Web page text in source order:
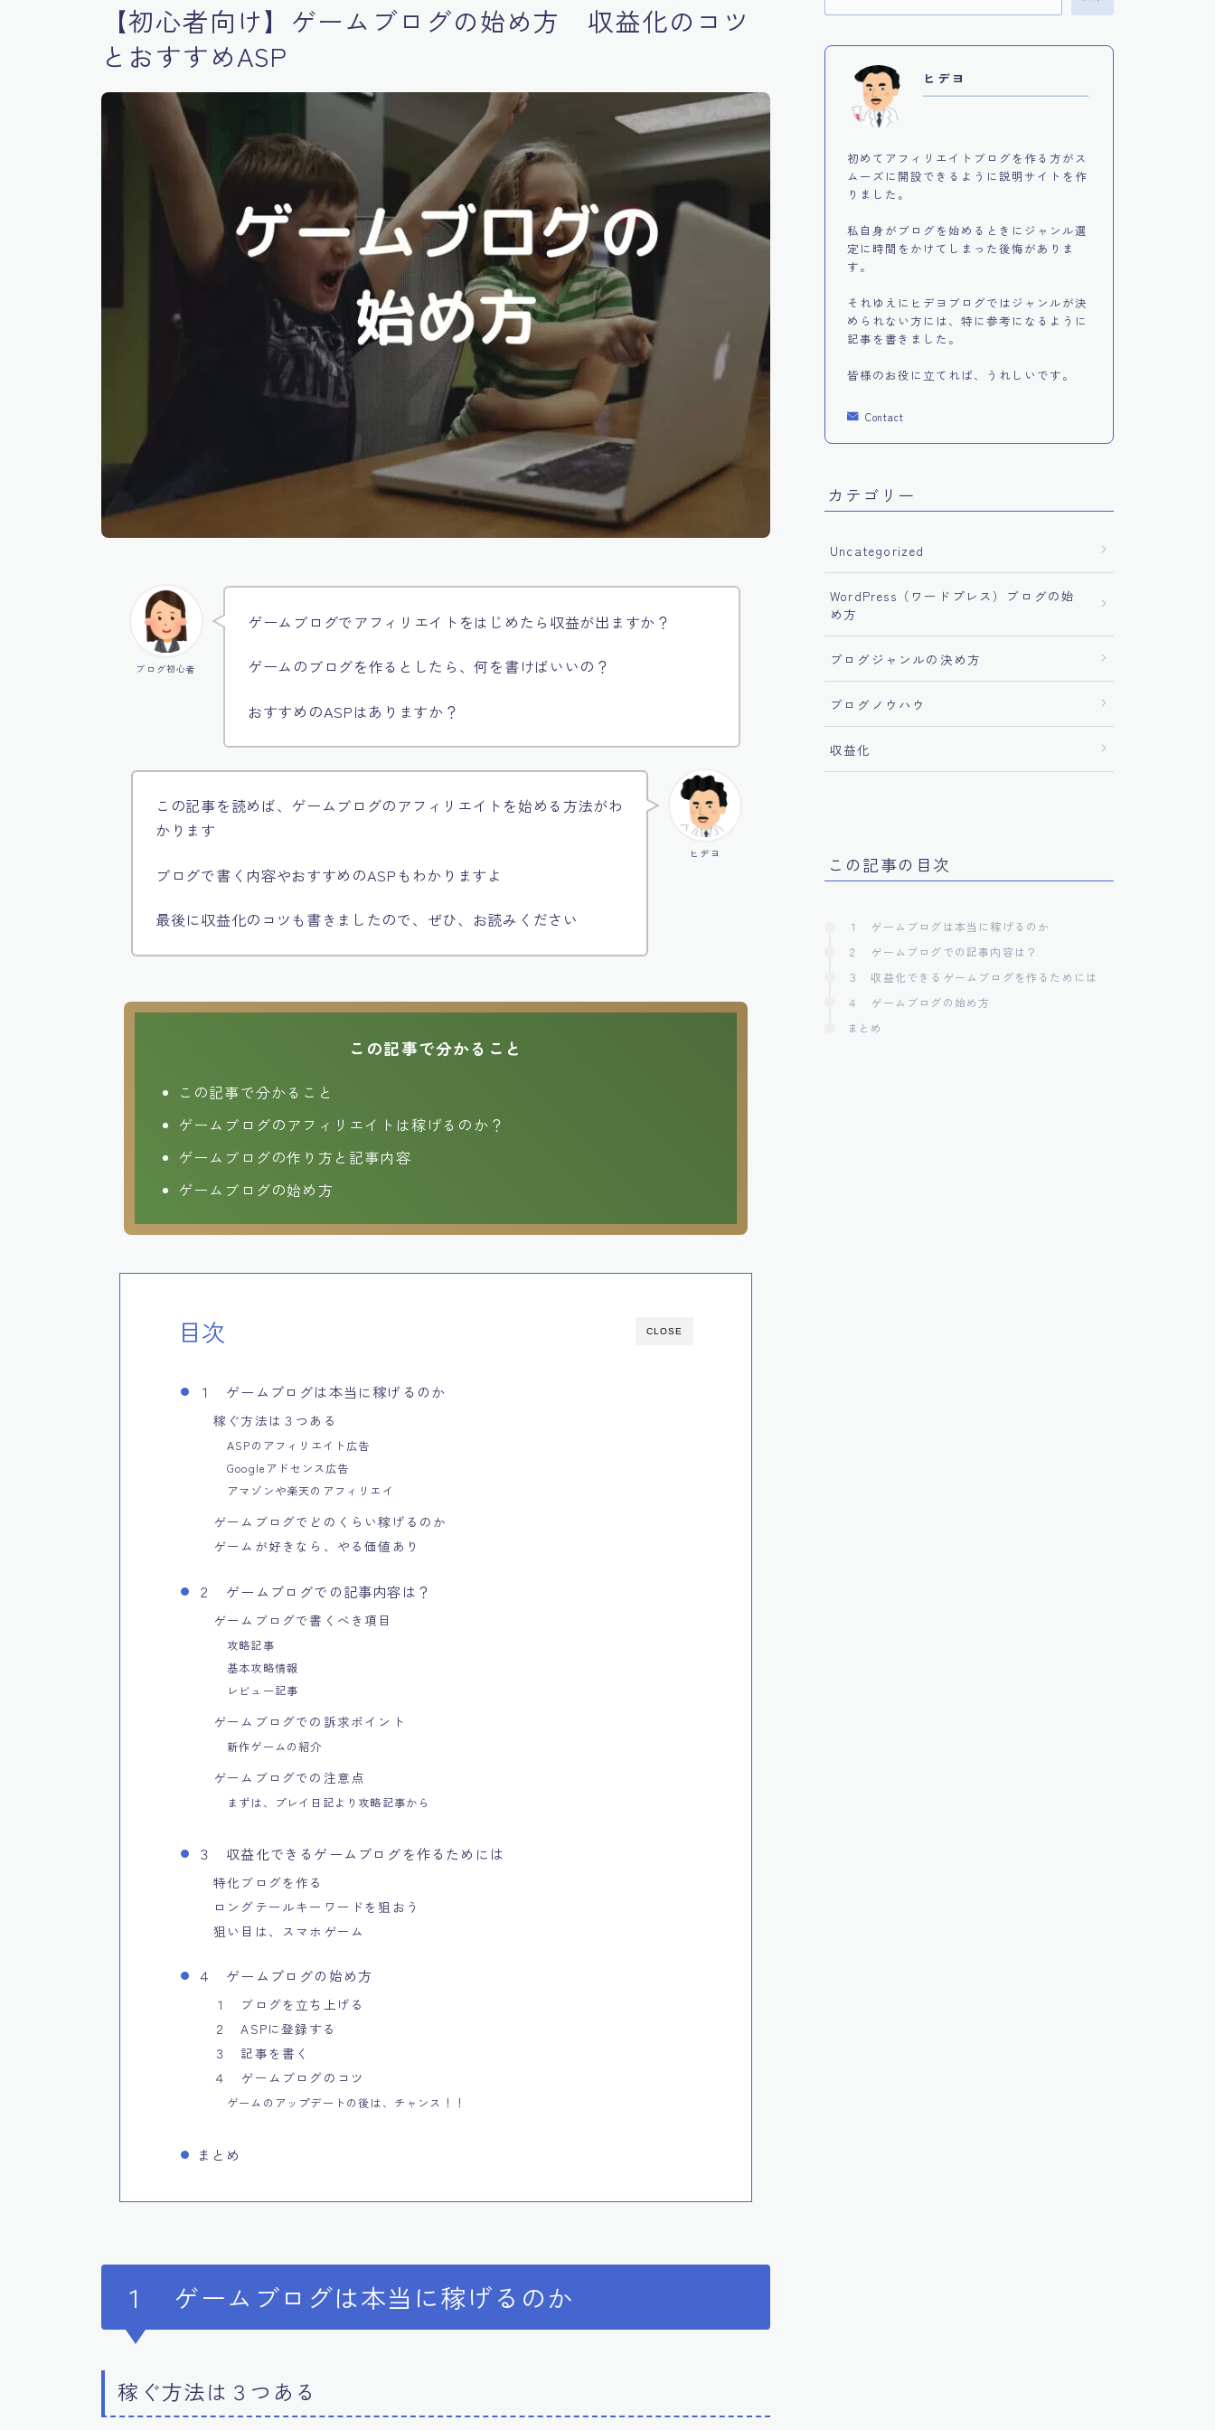
【初心者向け】ゲームブログの始め方 収益化のコツ
とおすすめASP
ブログ初心者
ゲームブログでアフィリエイトをはじめたら収益が出ますか？
ゲームのブログを作るとしたら、何を書けばいいの？
おすすめのASPはありますか？
ヒデヨ
この記事を読めば、ゲームブログのアフィリエイトを始める方法がわ
かります
ブログで書く内容やおすすめのASPもわかりますよ
最後に収益化のコツも書きましたので、ぜひ、お読みください
この記事で分かること
この記事で分かること
ゲームブログのアフィリエイトは稼げるのか？
ゲームブログの作り方と記事内容
ゲームブログの始め方
CLOSE
目次
１ ゲームブログは本当に稼げるのか
稼ぐ方法は３つある
ASPのアフィリエイト広告
Googleアドセンス広告
アマゾンや楽天のアフィリエイ
ゲームブログでどのくらい稼げるのか
ゲームが好きなら、やる価値あり
２ ゲームブログでの記事内容は？
ゲームブログで書くべき項目
攻略記事
基本攻略情報
レビュー記事
ゲームブログでの訴求ポイント
新作ゲームの紹介
ゲームブログでの注意点
まずは、プレイ日記より攻略記事から
３ 収益化できるゲームブログを作るためには
特化ブログを作る
ロングテールキーワードを狙おう
狙い目は、スマホゲーム
４ ゲームブログの始め方
１ ブログを立ち上げる
２ ASPに登録する
３ 記事を書く
４ ゲームブログのコツ
ゲームのアップデートの後は、チャンス！！
まとめ
１ ゲームブログは本当に稼げるのか
稼ぐ方法は３つある
ヒデヨ
初めてアフィリエイトブログを作る方がス
ムーズに開設できるように説明サイトを作
りました。
私自身がブログを始めるときにジャンル選
定に時間をかけてしまった後悔がありま
す。
それゆえにヒデヨブログではジャンルが決
められない方には、特に参考になるように
記事を書きました。
皆様のお役に立てれば、うれしいです。
Contact
カテゴリー
Uncategorized
WordPress（ワードプレス）ブログの始
め方
ブログジャンルの決め方
ブログノウハウ
収益化
この記事の目次
１ ゲームブログは本当に稼げるのか
２ ゲームブログでの記事内容は？
３ 収益化できるゲームブログを作るためには
４ ゲームブログの始め方
まとめ